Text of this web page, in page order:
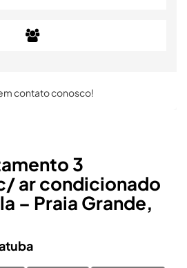
3
ar condicionado
– Praia Grande,
contato conosco!